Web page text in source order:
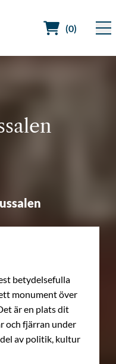
(0)
betydelsefulla
monument över
är en plats dit
och fjärran under
av politik, kultur